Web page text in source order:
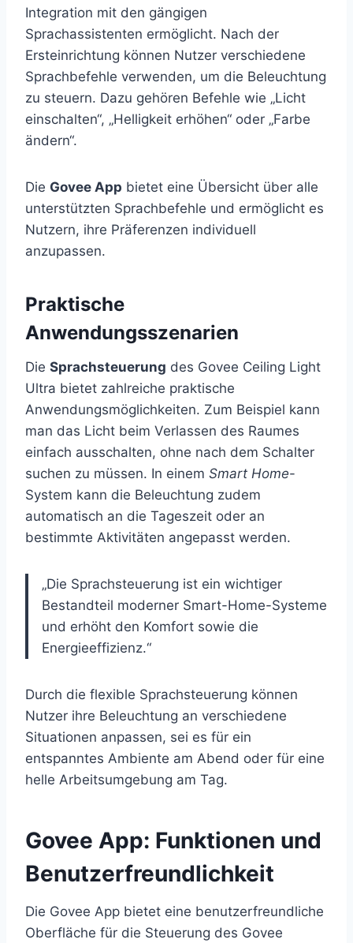
Integration mit den gängigen
Sprachassistenten ermöglicht. Nach der
Ersteinrichtung können Nutzer verschiedene
Sprachbefehle verwenden, um die Beleuchtung
zu steuern. Dazu gehören Befehle wie „Licht
einschalten“, „Helligkeit erhöhen“ oder „Farbe
ändern“.
Die Govee App bietet eine Übersicht über alle
unterstützten Sprachbefehle und ermöglicht es
Nutzern, ihre Präferenzen individuell
anzupassen.
Praktische
Anwendungsszenarien
Die Sprachsteuerung des Govee Ceiling Light
Ultra bietet zahlreiche praktische
Anwendungsmöglichkeiten. Zum Beispiel kann
man das Licht beim Verlassen des Raumes
einfach ausschalten, ohne nach dem Schalter
suchen zu müssen. In einem Smart Home-
System kann die Beleuchtung zudem
automatisch an die Tageszeit oder an
bestimmte Aktivitäten angepasst werden.
„Die Sprachsteuerung ist ein wichtiger
Bestandteil moderner Smart-Home-Systeme
und erhöht den Komfort sowie die
Energieeffizienz.“
Durch die flexible Sprachsteuerung können
Nutzer ihre Beleuchtung an verschiedene
Situationen anpassen, sei es für ein
entspanntes Ambiente am Abend oder für eine
helle Arbeitsumgebung am Tag.
Govee App: Funktionen und
Benutzerfreundlichkeit
Die Govee App bietet eine benutzerfreundliche
Oberfläche für die Steuerung des Govee